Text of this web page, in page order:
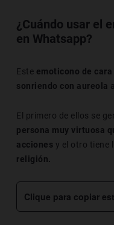
¿Cuándo usar el
en Whatsapp?
Este emoticono de cara
sonriendo con aureola
El primero de ellos se
persona muy virtuosa
acciones y el otro tiene
religión.